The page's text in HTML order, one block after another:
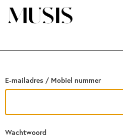
E-mailadres / Mobiel nummer
Wachtwoord